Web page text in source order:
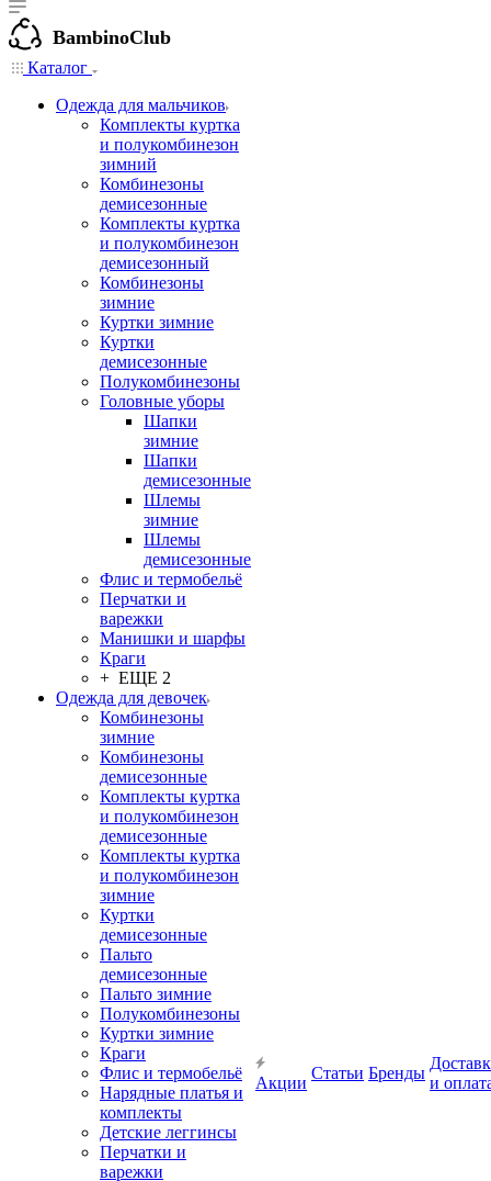
BambinoClub
Каталог
Одежда для мальчиков
Комплекты куртка
и полукомбинезон
зимний
Комбинезоны
демисезонные
Комплекты куртка
и полукомбинезон
демисезонный
Комбинезоны
зимние
Куртки зимние
Куртки
демисезонные
Полукомбинезоны
Головные уборы
Шапки
зимние
Шапки
демисезонные
Шлемы
зимние
Шлемы
демисезонные
Флис и термобельё
Перчатки и
варежки
Манишки и шарфы
Краги
+ ЕЩЕ 2
Одежда для девочек
Комбинезоны
зимние
Комбинезоны
демисезонные
Комплекты куртка
и полукомбинезон
демисезонные
Комплекты куртка
и полукомбинезон
зимние
Куртки
демисезонные
Пальто
демисезонные
Пальто зимние
Полукомбинезоны
Куртки зимние
Краги
Флис и термобельё
Нарядные платья и
комплекты
Детские леггинсы
Перчатки и
варежки
Акции
Статьи Бренды
и